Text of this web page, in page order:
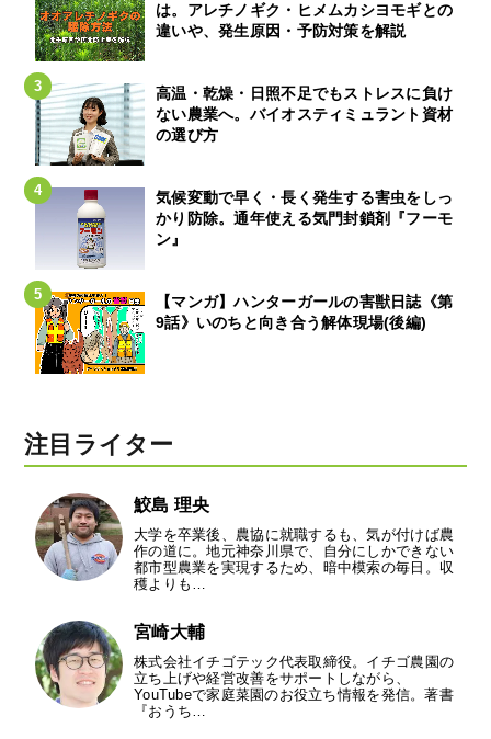
は。アレチノギク・ヒメムカシヨモギとの
違いや、発生原因・予防対策を解説
高温・乾燥・日照不足でもストレスに負け
ない農業へ。バイオスティミュラント資材
の選び方
気候変動で早く・長く発生する害虫をしっ
かり防除。通年使える気門封鎖剤『フーモ
ン』
【マンガ】ハンターガールの害獣日誌《第
9話》いのちと向き合う解体現場(後編)
注目ライター
鮫島 理央
大学を卒業後、農協に就職するも、気が付けば農
作の道に。地元神奈川県で、自分にしかできない
都市型農業を実現するため、暗中模索の毎日。収
穫よりも…
宮崎大輔
株式会社イチゴテック代表取締役。イチゴ農園の
立ち上げや経営改善をサポートしながら、
YouTubeで家庭菜園のお役立ち情報を発信。著書
『おうち…